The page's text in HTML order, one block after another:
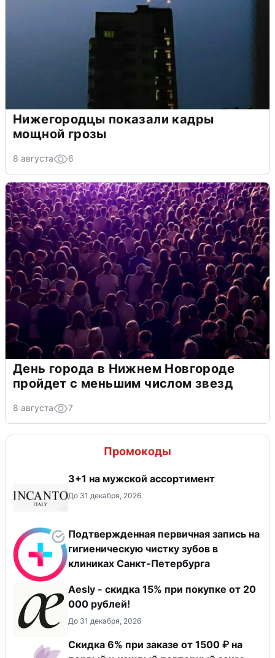
Нижегородцы показали кадры
мощной грозы
8 августа 6
День города в Нижнем Новгороде
пройдет с меньшим числом звезд
8 августа 7
Промокоды
3+1 на мужской ассортимент
До 31 декабря, 2026
Подтвержденная первичная запись на
гигиеническую чистку зубов в
клиниках Санкт-Петербурга
Aesly - скидка 15% при покупке от 20
000 рублей!
До 31 декабря, 2026
Скидка 6% при заказе от 1500 ₽ на